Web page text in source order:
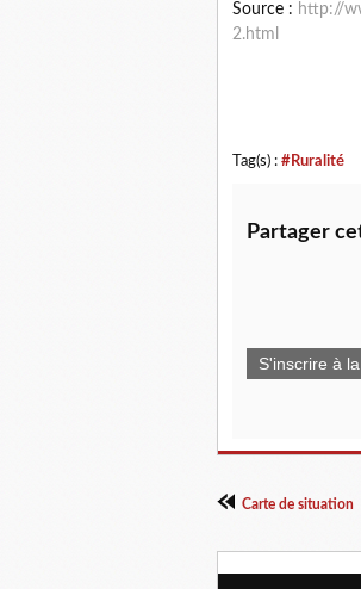
Source : http://
2.html
Tag(s) : #Ruralité
Partager
S'inscrire à
Carte de situation